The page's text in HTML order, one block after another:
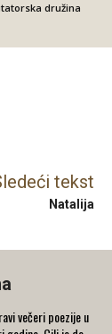
družina
tekst
Natalija
večeri poezije u